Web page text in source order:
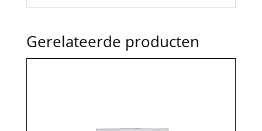
Gerelateerde producten